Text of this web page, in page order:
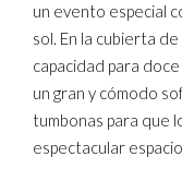
un evento especial
sol. En la cubierta
capacidad para
un gran y cómodo
tumbonas para que
espectacular